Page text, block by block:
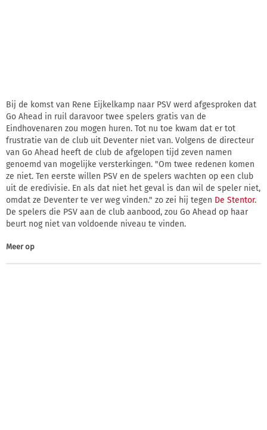
Bij de komst van Rene Eijkelkamp naar PSV werd afgesproken dat
Go Ahead in ruil daravoor twee spelers gratis van de
Eindhovenaren zou mogen huren. Tot nu toe kwam dat er tot
frustratie van de club uit Deventer niet van. Volgens de directeur
van Go Ahead heeft de club de afgelopen tijd zeven namen
genoemd van mogelijke versterkingen. "Om twee redenen komen
ze niet. Ten eerste willen PSV en de spelers wachten op een club
uit de eredivisie. En als dat niet het geval is dan wil de speler niet,
omdat ze Deventer te ver weg vinden." zo zei hij tegen De Stentor.
De spelers die PSV aan de club aanbood, zou Go Ahead op haar
beurt nog niet van voldoende niveau te vinden.
Meer op